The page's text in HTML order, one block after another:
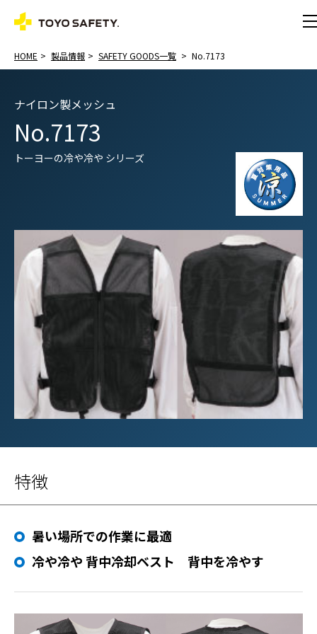
HOME 製品情報 SAFETY GOODS一覧 No.7173
ナイロン製メッシュ
No.7173
トーヨーの冷や冷や シリーズ
特徴
暑い場所での作業に最適
冷や冷や 背中冷却ベスト 背中を冷やす